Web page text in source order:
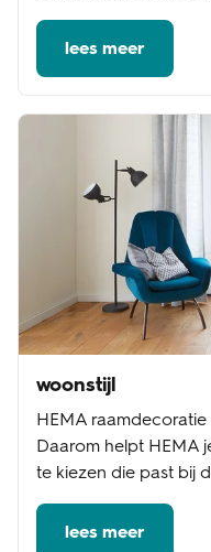
lees meer
woonstijl
HEMA
Daarom helpt HEMA
te kiezen die past bij
lees meer